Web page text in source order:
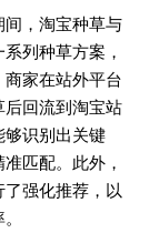
，淘宝种草与
列种草方案，
家在站外平台
回流到淘宝站
够识别出关键
匹配。此外，
强化推荐，以